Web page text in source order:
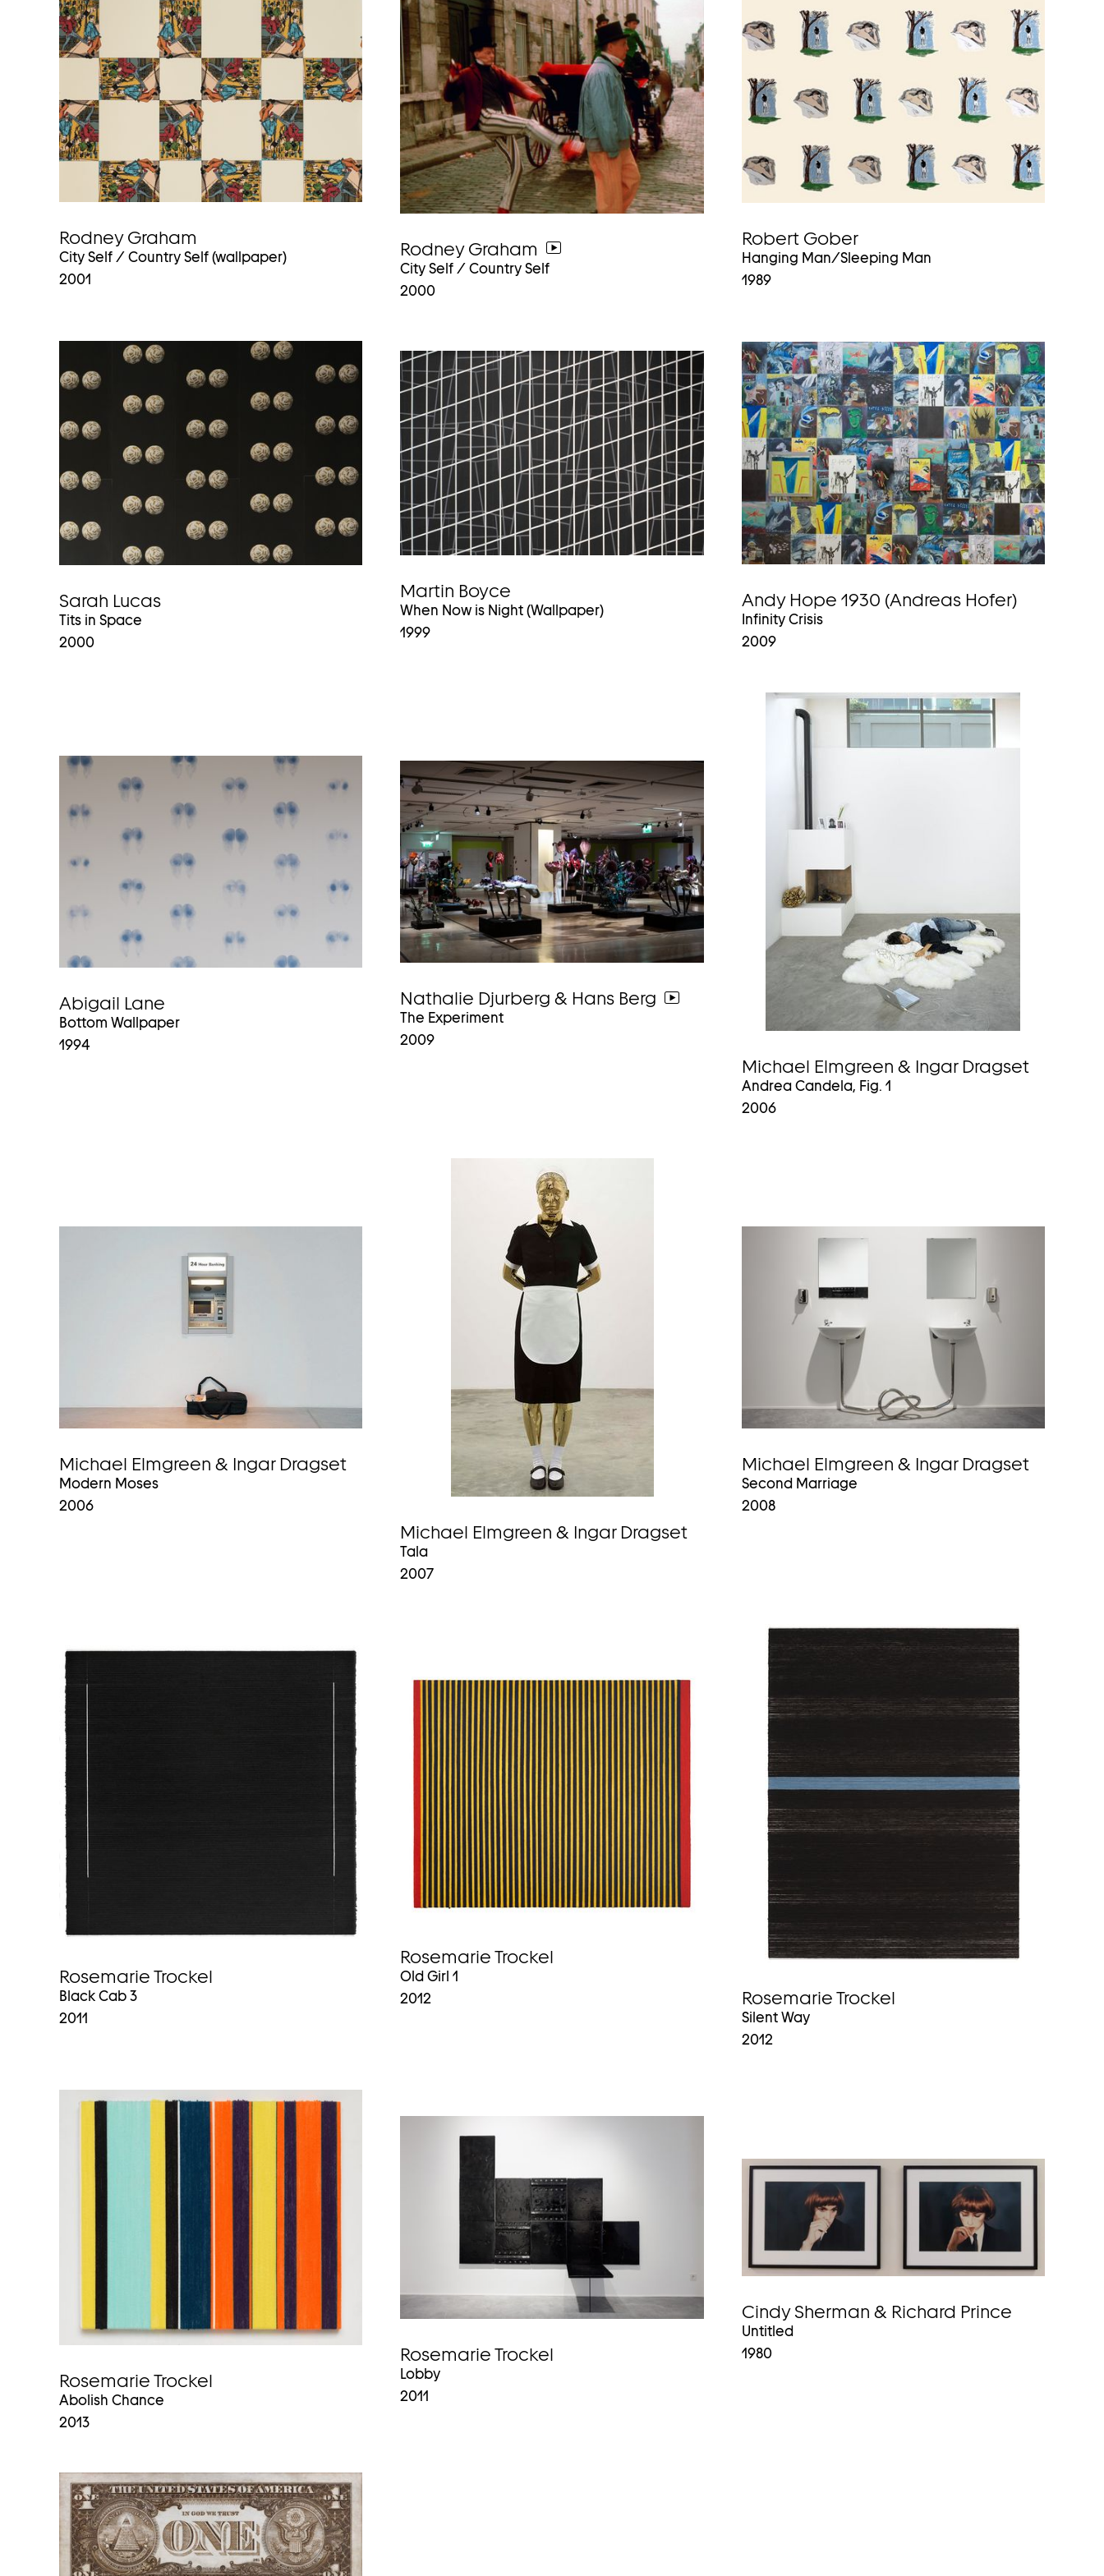
Endgeräten
mit
Touchscreen
können
Sie
mit
Zeigergesten
hoch-
bzw.
runterwischen.
Rodney Graham
City Self / Country Self (wallpaper)
2001
Rodney Graham
weiter
zum
video
City Self / Country Self
2000
Robert Gober
Hanging Man/Sleeping Man
1989
Sarah Lucas
Tits in Space
2000
Martin Boyce
When Now is Night (Wallpaper)
1999
Andy Hope 1930 (Andreas Hofer)
Infinity Crisis
2009
Abigail Lane
Bottom Wallpaper
1994
Nathalie Djurberg & Hans Berg
weiter
zum
video
The Experiment
2009
Michael Elmgreen & Ingar Dragset
Andrea Candela, Fig. 1
2006
Michael Elmgreen & Ingar Dragset
Modern Moses
2006
Michael Elmgreen & Ingar Dragset
Tala
2007
Michael Elmgreen & Ingar Dragset
Second Marriage
2008
Rosemarie Trockel
Black Cab 3
2011
Rosemarie Trockel
Old Girl 1
2012
Rosemarie Trockel
Silent Way
2012
Rosemarie Trockel
Abolish Chance
2013
Rosemarie Trockel
Lobby
2011
Cindy Sherman & Richard Prince
Untitled
1980